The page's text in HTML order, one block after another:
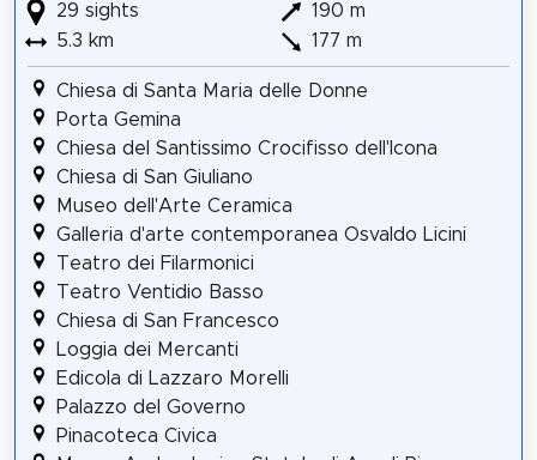
29 sights
5.3 km
190 m
177 m
Chiesa di Santa Maria delle Donne
Porta Gemina
Chiesa del Santissimo Crocifisso dell'Icona
Chiesa di San Giuliano
Museo dell'Arte Ceramica
Galleria d'arte contemporanea Osvaldo Licini
Teatro dei Filarmonici
Teatro Ventidio Basso
Chiesa di San Francesco
Loggia dei Mercanti
Edicola di Lazzaro Morelli
Palazzo del Governo
Pinacoteca Civica